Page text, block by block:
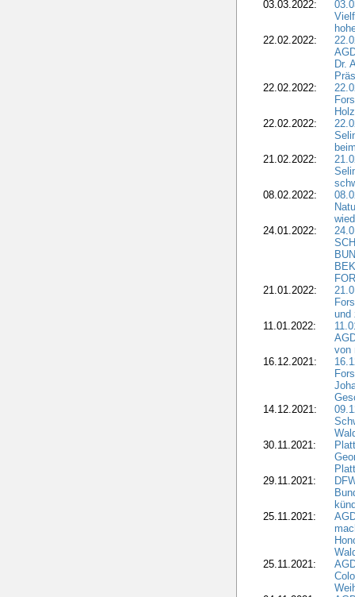
03.03.2022:
22.02.2022:
Dr.
22.02.2022:
22.02.2022:
21.02.2022:
08.02.2022:
24.01.2022:
21.01.2022:
und
11.01.2022:
von
16.12.2021:
14.12.2021:
30.11.2021:
29.11.2021:
25.11.2021:
25.11.2021: